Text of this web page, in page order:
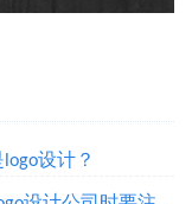
设计？